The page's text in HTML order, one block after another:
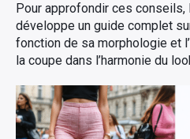
Pour approfondir ces conseils,
développe un guide complet
fonction de sa morphologie et
la coupe dans l’harmonie du